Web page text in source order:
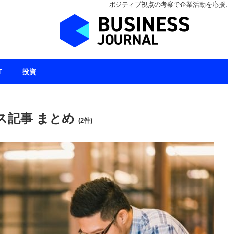
ポジティブ視点の考察で企業活動を応
記事 まとめ (2件)
投資